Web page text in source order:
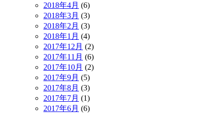
2018年4月 (6)
2018年3月 (3)
2018年2月 (3)
2018年1月 (4)
2017年12月 (2)
2017年11月 (6)
2017年10月 (2)
2017年9月 (5)
2017年8月 (3)
2017年7月 (1)
2017年6月 (6)